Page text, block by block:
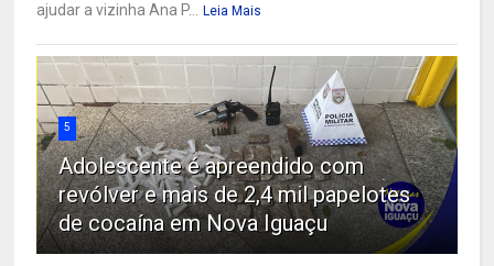
ajudar a vizinha Ana P... Leia Mais
5
Adolescente é apreendido com
revólver e mais de 2,4 mil papelotes
de cocaína em Nova Iguaçu